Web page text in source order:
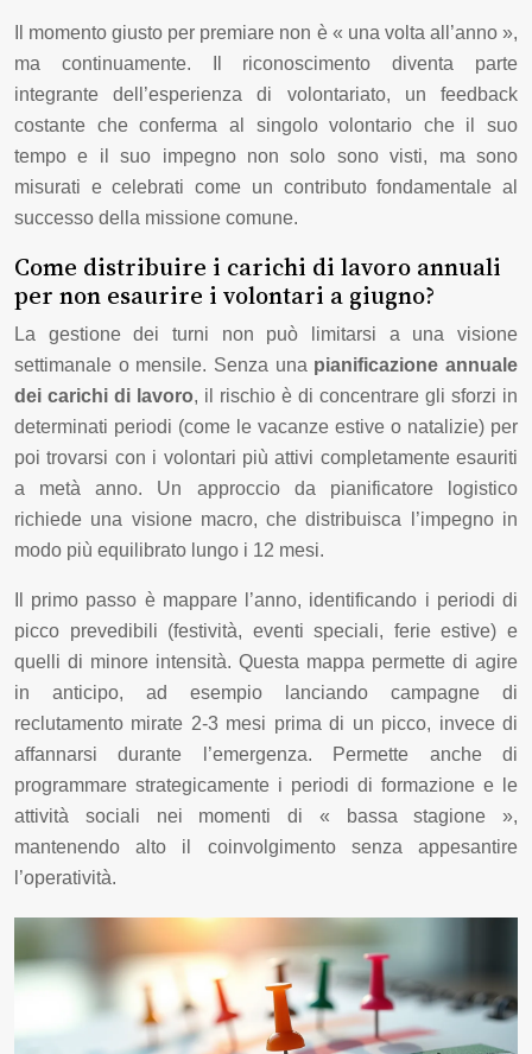
Il momento giusto per premiare non è « una volta all’anno »,
ma continuamente. Il riconoscimento diventa parte
integrante dell’esperienza di volontariato, un feedback
costante che conferma al singolo volontario che il suo
tempo e il suo impegno non solo sono visti, ma sono
misurati e celebrati come un contributo fondamentale al
successo della missione comune.
Come distribuire i carichi di lavoro annuali
per non esaurire i volontari a giugno?
La gestione dei turni non può limitarsi a una visione
settimanale o mensile. Senza una pianificazione annuale
dei carichi di lavoro, il rischio è di concentrare gli sforzi in
determinati periodi (come le vacanze estive o natalizie) per
poi trovarsi con i volontari più attivi completamente esauriti
a metà anno. Un approccio da pianificatore logistico
richiede una visione macro, che distribuisca l’impegno in
modo più equilibrato lungo i 12 mesi.
Il primo passo è mappare l’anno, identificando i periodi di
picco prevedibili (festività, eventi speciali, ferie estive) e
quelli di minore intensità. Questa mappa permette di agire
in anticipo, ad esempio lanciando campagne di
reclutamento mirate 2-3 mesi prima di un picco, invece di
affannarsi durante l’emergenza. Permette anche di
programmare strategicamente i periodi di formazione e le
attività sociali nei momenti di « bassa stagione »,
mantenendo alto il coinvolgimento senza appesantire
l’operatività.